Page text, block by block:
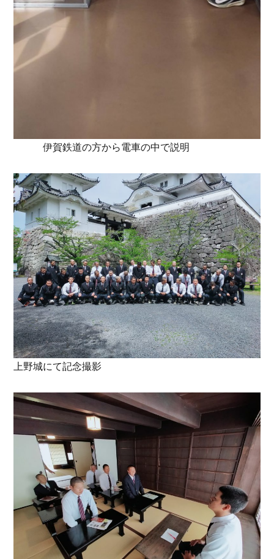
伊賀鉄道の方から電車の中で説明
上野城にて記念撮影